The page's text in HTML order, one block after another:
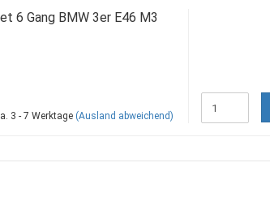
6 Gang BMW 3er E46 M3
3 - 7 Werktage (Ausland abweichend)